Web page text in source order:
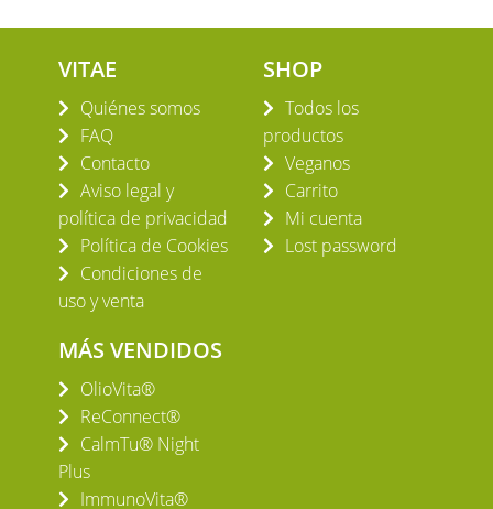
VITAE
Quiénes somos
FAQ
Contacto
Aviso legal y
política de privacidad
Política de Cookies
Condiciones de
uso y venta
SHOP
Todos los
productos
Veganos
Carrito
Mi cuenta
Lost password
MÁS VENDIDOS
OlioVita®
ReConnect®
CalmTu® Night
Plus
ImmunoVita®